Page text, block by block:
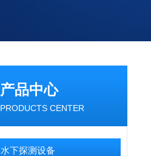
产品中心
PRODUCTS CENTER
水下探测设备